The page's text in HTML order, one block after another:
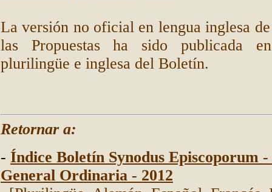
La versión no oficial en lengua inglesa
las Propuestas ha sido publicada
plurilingüe e inglesa del Boletín.
Retornar a:
- Índice Boletín Synodus Episcoporum
General Ordinaria - 2012